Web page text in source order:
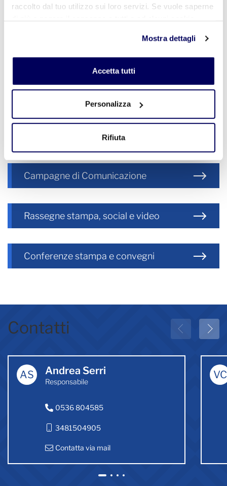
raccolto dal tuo utilizzo sui loro servizi. Se vuole saperne
sul tasto "Accetta tutti". Se non vuole i cookie di
profilazione può negare il consenso sul tasto "Rifiuta".
Mostra dettagli
Accetta tutti
Personalizza
Rifiuta
Materie
Campagne di Comunicazione
Rassegne stampa, social e video
Conferenze stampa e convegni
Contatti
AS Andrea Serri
Responsabile
0536 804585
3481504905
Contatta via mail
VC
1 2 3 4